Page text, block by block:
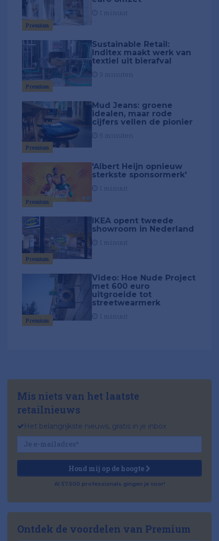
Premium
Premium
Sustainable Retail:
Inditex maakt werk van
textiel uit bierafval
Premium
Mud Jeans: groene
idealen, maar rode
cijfers vellen de pionier
Premium
'Albert Heijn opnieuw
sterkste sponsormerk'
Premium
IKEA opent tweede
showroom in Nederland
Premium
Video: Hoe Nude Project
met 600 euro
uitgroeide tot
streetwearmerk
Mis niets van het laatste
retailnieuws
Het belangrijkste nieuws, gratis in je inbox
Houd mij op de hoogte
Al 57.500 professionals gingen je voor!
Ontdek de voordelen van Premium